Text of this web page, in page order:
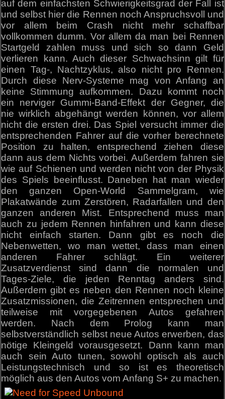
auf dem einfachsten Schwierigkeitsgrad der Fall ist
und selbst hier die Rennen noch Anspruchsvoll und
vor allem beim Crash nicht mehr schaffbar
vollkommen dumm. Vor allem da man bei Rennen
Startgeld zahlen muss und sich so dann Geld
verlieren kann. Auch dieser Schwachsinn gilt für
einen Tag-, Nachtzyklus, also nicht pro Rennen.
Durch diese Nerv-Systeme mag von Anfang an
keine Stimmung aufkommen. Dazu kommt noch
ein nerviger Gummi-Band-Effekt der Gegner, die
nie wirklich abgehängt werden können, vor allem
nicht die ersten drei. Das Spiel versucht immer die
entsprechenden Fahrer auf die vorher berechnete
Position zu halten, entsprechend ziehen diese
dann aus dem Nichts vorbei. Außerdem fahren sie
wie auf Schienen und werden nicht von der Physik
des Spiels beeinflusst. Daneben hat man wieder
den ganzen Open-World Sammelgram, wie
Plakatwände zum Zerstören, Radarfallen und den
ganzen anderen Mist. Entsprechend muss man
auch zu jedem Rennen hinfahren und kann diese
nicht einfach starten. Dann gibt es noch die
Nebenwetten, wo man wettet, dass man einen
anderen Fahrer schlägt. Ein weiterer
Zusatzverdienst sind dann die normalen und
Tages-Ziele, die jeden Renntag anders sind.
Außerdem gibt es neben den Rennen noch kleine
Zusatzmissionen, die Zeitrennen entsprechen und
teilweise mit vorgegebenen Autos gefahren
werden. Nach dem Prolog kann man
selbstverständlich selbst neue Autos erwerben, das
nötige Kleingeld vorausgesetzt. Dann kann man
auch sein Auto tunen, sowohl optisch als auch
Leistungstechnisch und so ist es theoretisch
möglich aus den Autos vom Anfang S+ zu machen.